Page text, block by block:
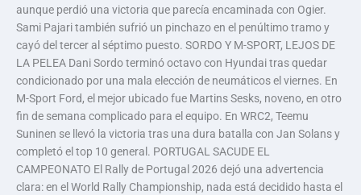
aunque perdió una victoria que parecía encaminada con Ogier.
Sami Pajari también sufrió un pinchazo en el penúltimo tramo y
cayó del tercer al séptimo puesto. SORDO Y M-SPORT, LEJOS DE
LA PELEA Dani Sordo terminó octavo con Hyundai tras quedar
condicionado por una mala elección de neumáticos el viernes. En
M-Sport Ford, el mejor ubicado fue Martins Sesks, noveno, en otro
fin de semana complicado para el equipo. En WRC2, Teemu
Suninen se llevó la victoria tras una dura batalla con Jan Solans y
completó el top 10 general. PORTUGAL SACUDE EL
CAMPEONATO El Rally de Portugal 2026 dejó una advertencia
clara: en el World Rally Championship, nada está decidido hasta el